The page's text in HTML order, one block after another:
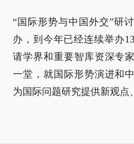
“国际形势与中国外交”研
办，到今年已经连续举办
请学界和重要智库资深专
一堂，就国际形势演进和
为国际问题研究提供新观点